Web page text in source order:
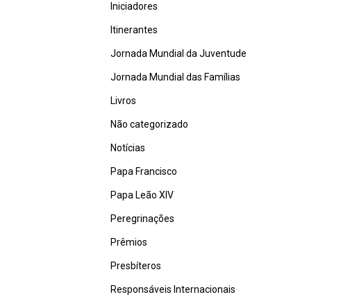
Iniciadores
Itinerantes
Jornada Mundial da Juventude
Jornada Mundial das Famílias
Livros
Não categorizado
Notícias
Papa Francisco
Papa Leão XIV
Peregrinações
Prêmios
Presbíteros
Responsáveis Internacionais